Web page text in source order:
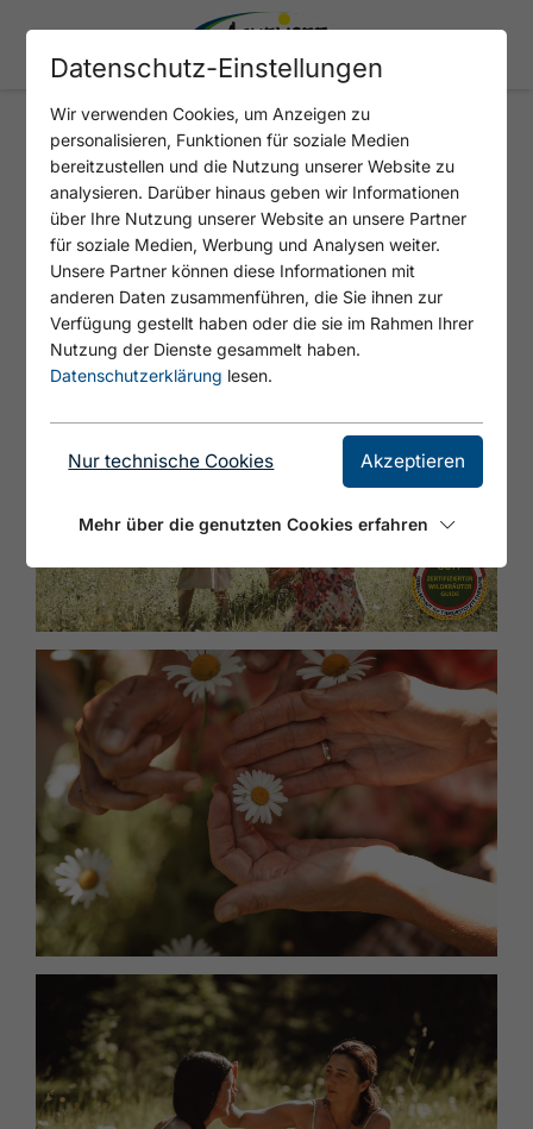
Kräuterspaziergang-
Workshop
: 1
Datenschutz-Einstellungen
Wir verwenden Cookies, um Anzeigen zu
personalisieren, Funktionen für soziale Medien
bereitzustellen und die Nutzung unserer Website zu
analysieren. Darüber hinaus geben wir Informationen
über Ihre Nutzung unserer Website an unsere Partner
für soziale Medien, Werbung und Analysen weiter.
Unsere Partner können diese Informationen mit
anderen Daten zusammenführen, die Sie ihnen zur
Verfügung gestellt haben oder die sie im Rahmen Ihrer
Nutzung der Dienste gesammelt haben.
Datenschutzerklärung lesen.
Nur technische Cookies Akzeptieren
Mehr über die genutzten Cookies erfahren